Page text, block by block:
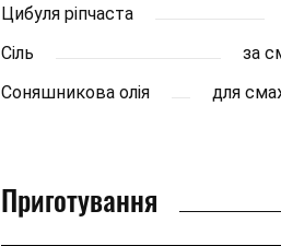
Цибуля ріпчаста
Сіль
за
Соняшникова олія
для
Приготування